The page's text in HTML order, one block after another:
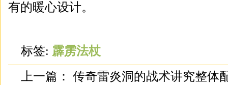
有的暖心设计。
标签: 霹雳法杖
上一篇： 传奇雷炎洞的战术讲究整体